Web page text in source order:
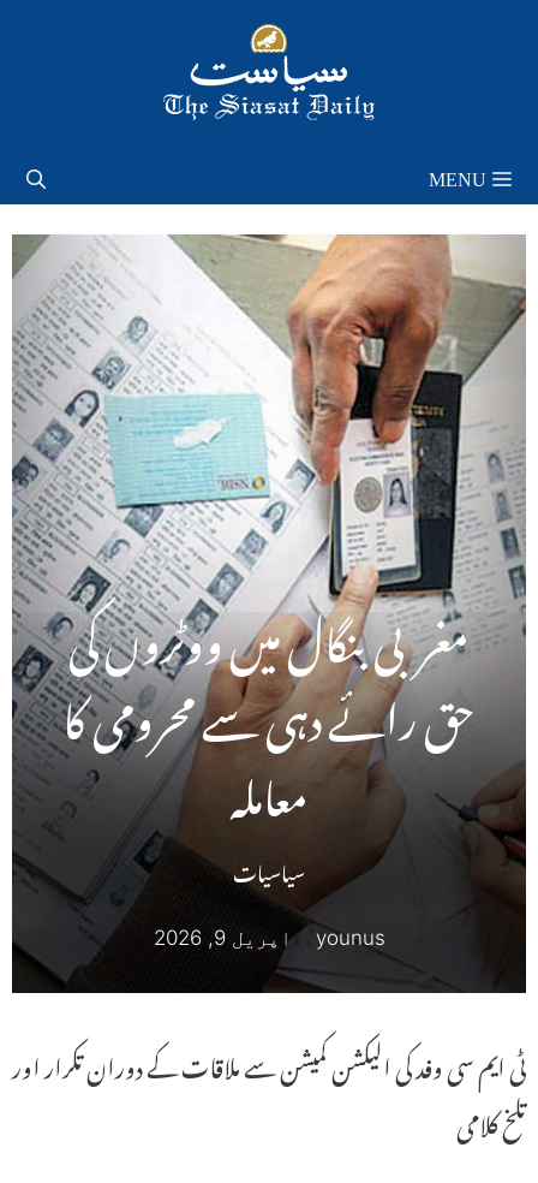
MENU
مغربی بنگال میں ووٹروں کی
حق رائے دہی سے محرومی کا
معاملہ
سیاسیات
younus اپریل 9, 2026
ٹی ایم سی وفد کی الیکشن کمیشن سے ملاقات کے دوران تکرار اور
تلخ کلامی